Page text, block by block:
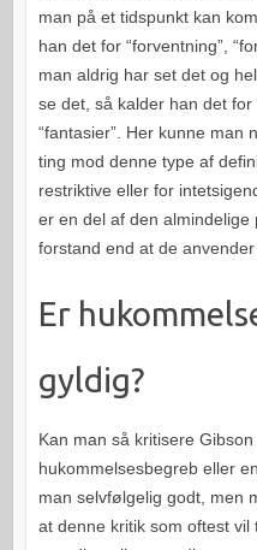
man på et tidspunkt kan
han det for “forventning”,
man aldrig har set det og
se det, så kalder han det for
“fantasier”. Her kunne man
ting mod denne type af
restriktive eller for
er en del af den
forstand end at de
Er
gyldig?
Kan man så kritisere
hukommelsesbegreb eller
man selvfølgelig godt, men
at denne kritik som oftest